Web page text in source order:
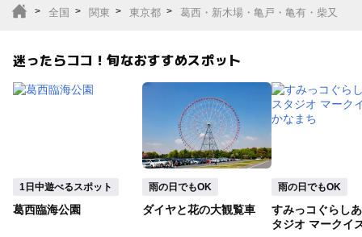
サファリパーク
植物園・フラワーパー
ク
バーベキュー
釣り 自然景観
全国 関東 東京都 葛西・新木場・亀戸・亀有・柴又
迷ったらココ！旬なおすすめスポット
1日中遊べるスポット
葛西臨海公園
雨の日でもOK
ダイヤと花の大観覧車
雨の日でもOK
すみっコぐらし
タジオ マークイ